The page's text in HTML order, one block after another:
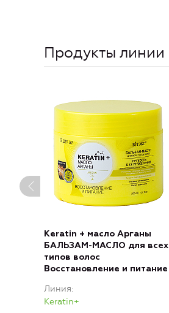
Продукты линии
Keratin + масло Арганы
БАЛЬЗАМ-МАСЛО для всех
типов волос
Восстановление и питание
Линия
Keratin+